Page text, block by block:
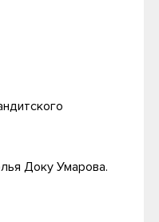
Доку Умарова.